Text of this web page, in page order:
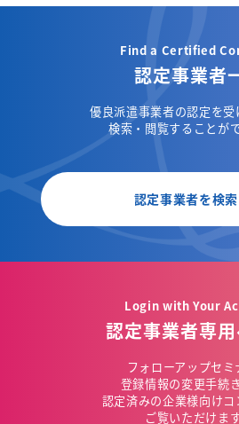
Find a Certified
認定事業者
優良派遣事業者の認定を受
検索・閲覧することが
認定事業者を検
Login with Your
認定事業者専
フォローアップセミ
登録情報の変更手続き
認定済みの企業様向けコ
ご覧いただけます